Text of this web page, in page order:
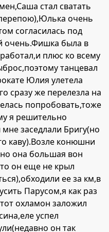
стал сватать
очень
согласилась под
очень.Фишка была в
плюс ко всему
танцевал
Юлия улетела
сразу же перелезла на
попробовать,тоже
я решительно
заседлали Бригу(но
каву).Возле конюшни
она большая вон
он еще не крыл
ее за км,в
Парусом,я как раз
охламон заложил
успел
он так